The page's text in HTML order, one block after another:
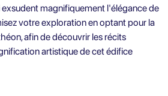
magnifiquement l'élégance de
votre exploration en optant pour la
afin de découvrir les récits
artistique de cet édifice